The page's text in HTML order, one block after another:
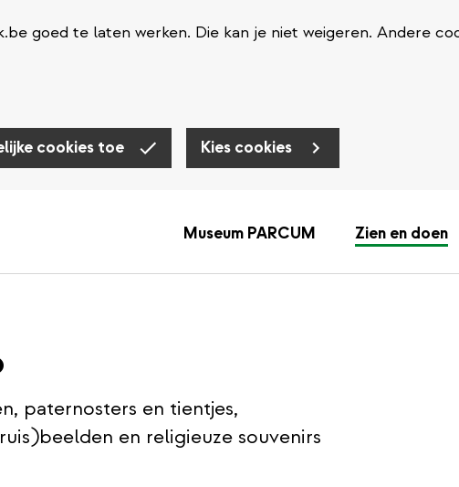
goed te laten werken. Die kan je niet weigeren. Andere
cookies toe Kies cookies
Museum PARCUM Zien en doen
paternosters en tientjes,
en religieuze souvenirs